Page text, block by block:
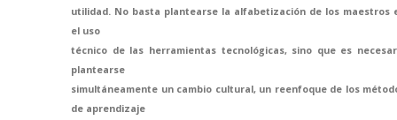
utilidad. No basta plantearse la alfabetización de los maestros
el uso
técnico de las herramientas tecnológicas, sino que es
plantearse
simultáneamente un cambio cultural, un reenfoque de los
de aprendizaje